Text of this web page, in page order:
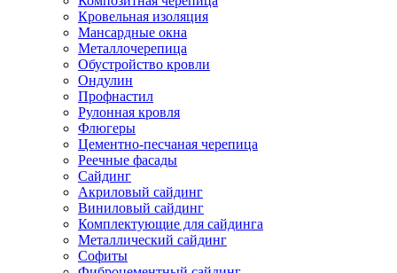
Кровельная изоляция
Мансардные окна
Металлочерепица
Обустройство кровли
Ондулин
Профнастил
Рулонная кровля
Флюгеры
Цементно-песчаная черепица
Реечные фасады
Сайдинг
Акриловый сайдинг
Виниловый сайдинг
Комплектующие для сайдинга
Металлический сайдинг
Софиты